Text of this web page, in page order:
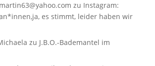
zu Instagram:
es stimmt, leider haben wir
zu J.B.O.-Bademantel im